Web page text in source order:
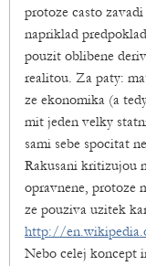
protoze casto
napriklad
pouzit oblibene
realitou. Za paty:
ze ekonomika (a
mit jeden velky
sami sebe spocitat
Rakusani kritizujou
opravnene, protoze
ze pouziva uzitek
http://
Nebo celej koncept